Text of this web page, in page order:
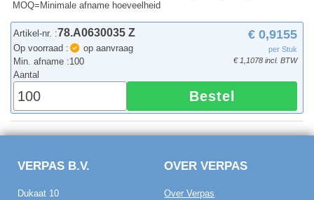
MOQ=Minimale afname hoeveelheid
Artikel-nr. :78.A0630035 Z
Op voorraad :
op aanvraag
Min. afname :100
€ 0,9155
per Stuk
€ 1,1078 incl. BTW
Aantal
Bestel
VERPAS B.V.
Dukaat 10
OVER VERPAS
Over Verpas